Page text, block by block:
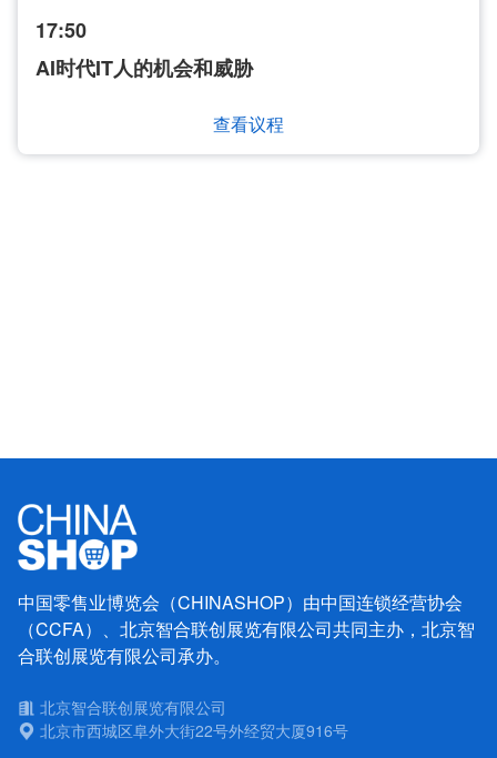
17:50
AI时代IT人的机会和威胁
查看议程
中国零售业博览会（CHINASHOP）由中国连锁经营协会
（CCFA）、北京智合联创展览有限公司共同主办，北京智
合联创展览有限公司承办。
北京智合联创展览有限公司
北京市西城区阜外大街22号外经贸大厦916号